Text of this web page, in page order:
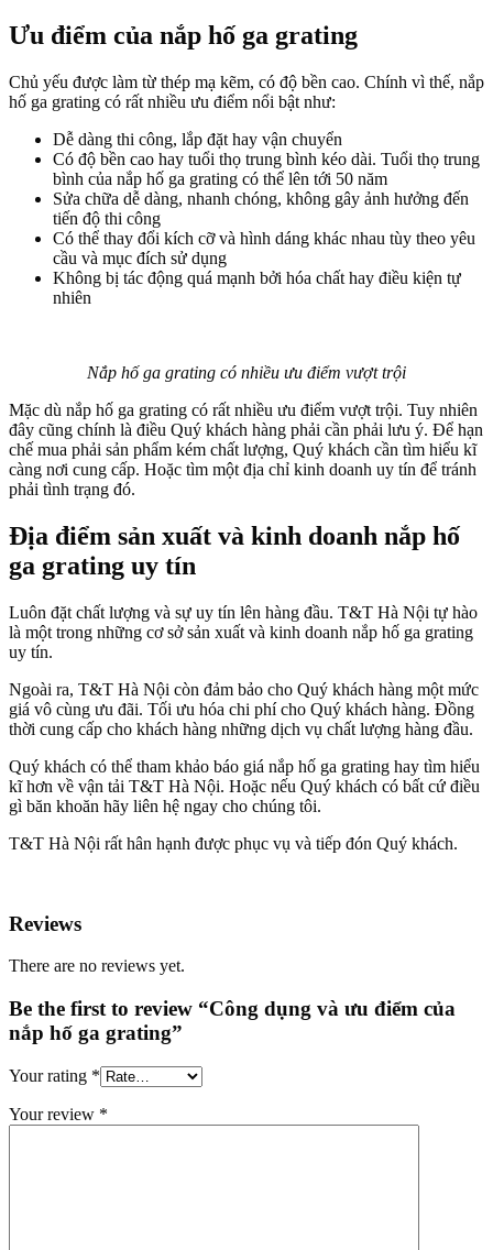
Ưu điểm của nắp hố ga grating
Chủ yếu được làm từ thép mạ kẽm, có độ bền cao. Chính vì thế, nắp
hố ga grating có rất nhiều ưu điểm nổi bật như:
Dễ dàng thi công, lắp đặt hay vận chuyển
Có độ bền cao hay tuổi thọ trung bình kéo dài. Tuổi thọ trung
bình của nắp hố ga grating có thể lên tới 50 năm
Sửa chữa dễ dàng, nhanh chóng, không gây ảnh hưởng đến
tiến độ thi công
Có thể thay đổi kích cỡ và hình dáng khác nhau tùy theo yêu
cầu và mục đích sử dụng
Không bị tác động quá mạnh bởi hóa chất hay điều kiện tự
nhiên
Nắp hố ga grating có nhiều ưu điểm vượt trội
Mặc dù nắp hố ga grating có rất nhiều ưu điểm vượt trội. Tuy nhiên
đây cũng chính là điều Quý khách hàng phải cần phải lưu ý. Để hạn
chế mua phải sản phẩm kém chất lượng, Quý khách cần tìm hiểu kĩ
càng nơi cung cấp. Hoặc tìm một địa chỉ kinh doanh uy tín để tránh
phải tình trạng đó.
Địa điểm sản xuất và kinh doanh nắp hố
ga grating uy tín
Luôn đặt chất lượng và sự uy tín lên hàng đầu. T&T Hà Nội tự hào
là một trong những cơ sở sản xuất và kinh doanh nắp hố ga grating
uy tín.
Ngoài ra, T&T Hà Nội còn đảm bảo cho Quý khách hàng một mức
giá vô cùng ưu đãi. Tối ưu hóa chi phí cho Quý khách hàng. Đồng
thời cung cấp cho khách hàng những dịch vụ chất lượng hàng đầu.
Quý khách có thể tham khảo báo giá nắp hố ga grating hay tìm hiểu
kĩ hơn về vận tải T&T Hà Nội. Hoặc nếu Quý khách có bất cứ điều
gì băn khoăn hãy liên hệ ngay cho chúng tôi.
T&T Hà Nội rất hân hạnh được phục vụ và tiếp đón Quý khách.
Reviews
There are no reviews yet.
Be the first to review “Công dụng và ưu điểm của
nắp hố ga grating”
Your rating *
Your review *